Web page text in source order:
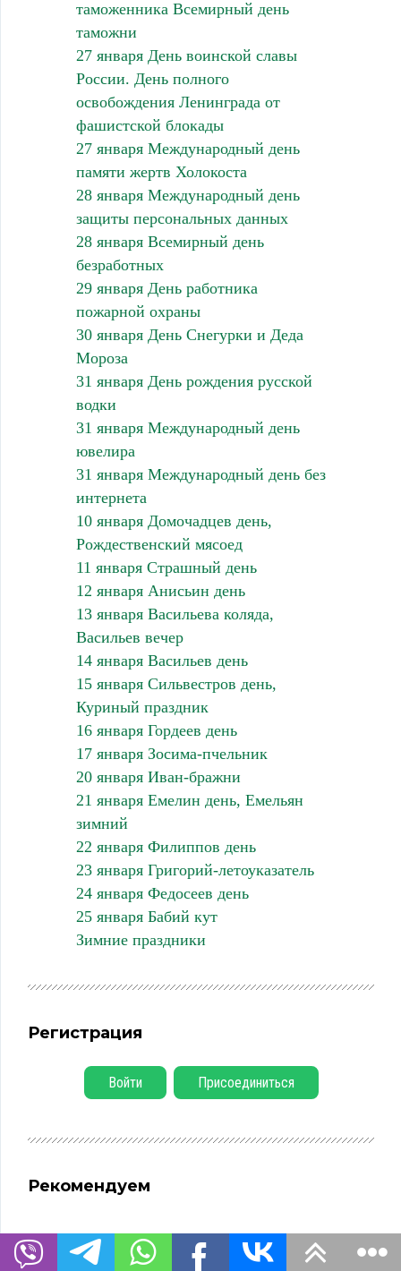
таможенника Всемирный день
таможни
27 января День воинской славы
России. День полного
освобождения Ленинграда от
фашистской блокады
27 января Международный день
памяти жертв Холокоста
28 января Международный день
защиты персональных данных
28 января Всемирный день
безработных
29 января День работника
пожарной охраны
30 января День Снегурки и Деда
Мороза
31 января День рождения русской
водки
31 января Международный день
ювелира
31 января Международный день без
интернета
10 января Домочадцев день,
Рождественский мясоед
11 января Страшный день
12 января Анисьин день
13 января Васильева коляда,
Васильев вечер
14 января Васильев день
15 января Сильвестров день,
Куриный праздник
16 января Гордеев день
17 января Зосима-пчельник
20 января Иван-бражни
21 января Емелин день, Емельян
зимний
22 января Филиппов день
23 января Григорий-летоуказатель
24 января Федосеев день
25 января Бабий кут
Зимние праздники
Регистрация
Войти Присоединиться
Рекомендуем